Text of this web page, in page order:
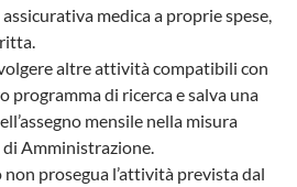
medica a proprie spese,
altre attività compatibili con
programma di ricerca e salva una
mensile nella misura
Amministrazione.
non prosegua l’attività prevista dal